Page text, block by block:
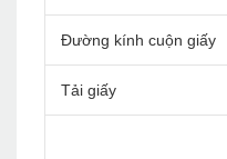
Đường kính cuộn giấy
Tải giấy